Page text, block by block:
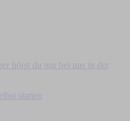
hörst du nur bei uns in der
starten